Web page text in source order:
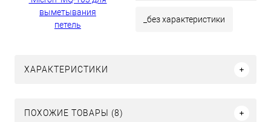
_без характеристики
ХАРАКТЕРИСТИКИ
ПОХОЖИЕ ТОВАРЫ (8)